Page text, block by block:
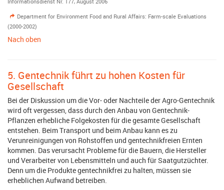
Department for Environment Food and Rural Affairs: Farm-scale Evaluations
(2000-2002)
Nach oben
5. Gentechnik führt zu hohen Kosten für
Gesellschaft
Bei der Diskussion um die Vor- oder Nachteile der Agro-Gentechnik
wird oft vergessen, dass durch den Anbau von Gentechnik-
Pflanzen erhebliche Folgekosten für die gesamte Gesellschaft
entstehen. Beim Transport und beim Anbau kann es zu
Verunreinigungen von Rohstoffen und gentechnikfreien Ernten
kommen. Das verursacht Probleme für die Bauern, die Hersteller
und Verarbeiter von Lebensmitteln und auch für Saatgutzüchter.
Denn um die Produkte gentechnikfrei zu halten, müssen sie
erheblichen Aufwand betreiben.